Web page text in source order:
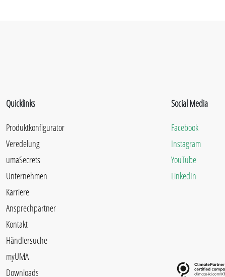
Quicklinks
Produktkonfigurator
Veredelung
umaSecrets
Unternehmen
Karriere
Ansprechpartner
Kontakt
Händlersuche
myUMA
Downloads
Social Media
Facebook
Instagram
YouTube
LinkedIn